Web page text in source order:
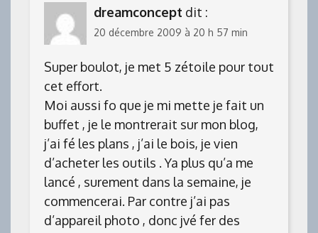
dreamconcept dit :
20 décembre 2009 à 20 h 57 min
Super boulot, je met 5 zétoile pour tout
cet effort.
Moi aussi fo que je mi mette je fait un
buffet , je le montrerait sur mon blog,
j’ai fé les plans , j’ai le bois, je vien
d’acheter les outils . Ya plus qu’a me
lancé , surement dans la semaine, je
commencerai. Par contre j’ai pas
d’appareil photo , donc jvé fer des